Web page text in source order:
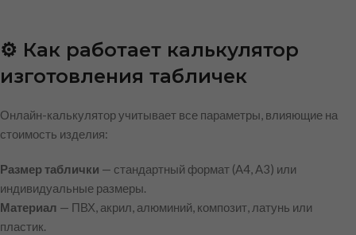
⚙️ Как работает калькулятор
изготовления табличек
Онлайн-калькулятор учитывает все параметры, влияющие на
стоимость изделия:
Размер таблички — стандартный формат (A4, A3) или
индивидуальные размеры.
Материал — ПВХ, акрил, алюминий, композит, латунь или
пластик.